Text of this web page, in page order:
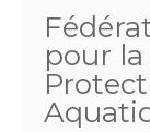
pour la